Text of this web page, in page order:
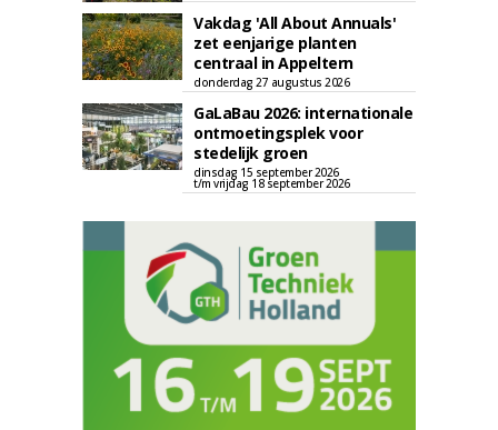
Vakdag 'All About Annuals'
zet eenjarige planten
centraal in Appeltern
donderdag 27 augustus 2026
GaLaBau 2026: internationale
ontmoetingsplek voor
stedelijk groen
dinsdag 15 september 2026
t/m vrijdag 18 september 2026